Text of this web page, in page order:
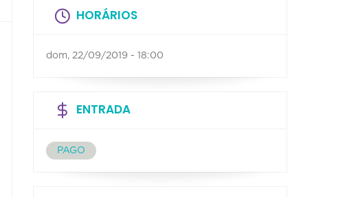
HORÁRIOS
dom, 22/09/2019 - 18:00
ENTRADA
PAGO